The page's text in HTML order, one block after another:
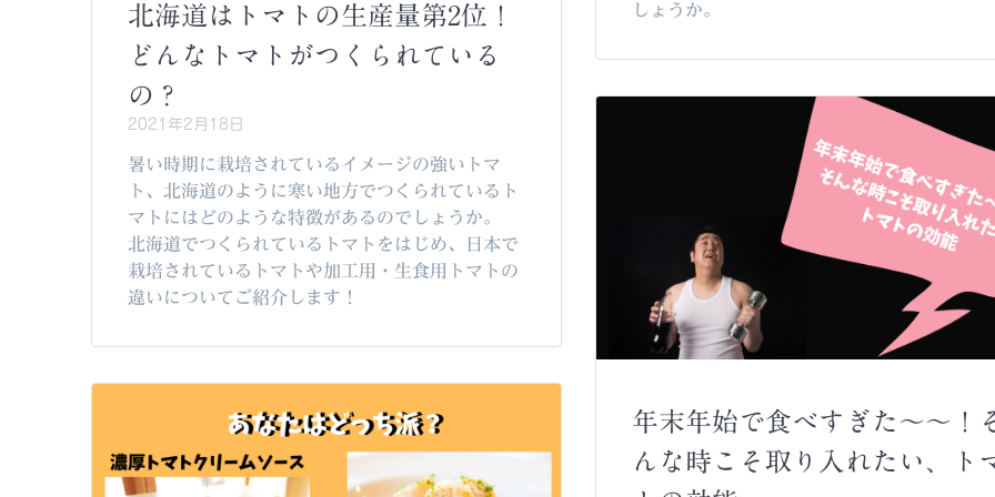
しょうか。
北海道はトマトの生産量第2位！
どんなトマトがつくられている
の？
2021年2月18日
暑い時期に栽培されているイメージの強いトマ
ト、北海道のように寒い地方でつくられているト
マトにはどのような特徴があるのでしょうか。
北海道でつくられているトマトをはじめ、日本で
栽培されているトマトや加工用・生食用トマトの
違いについてご紹介します！
年末年始で食べすぎた～～！
んな時こそ取り入れたい、ト